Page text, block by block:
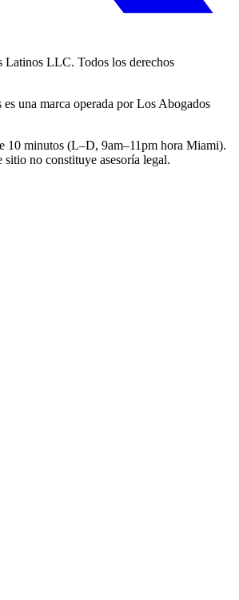
Latinos LLC. Todos los derechos
es una marca operada porLos Abogados
10 minutos (L–D, 9am–11pm hora Miami).
no constituye asesoría legal.